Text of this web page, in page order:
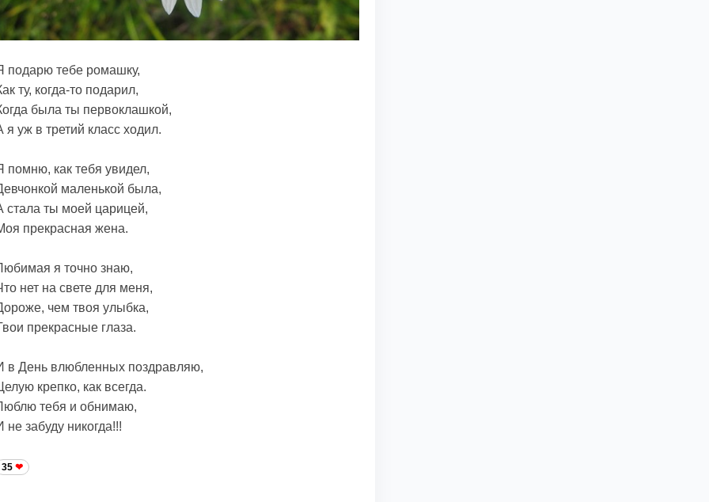
подарю тебе ромашку,
ту, когда-то подарил,
была ты первоклашкой,
я уж в третий класс ходил.
помню, как тебя увидел,
маленькой была,
стала ты моей царицей,
прекрасная жена.
я точно знаю,
нет на свете для меня,
чем твоя улыбка,
прекрасные глаза.
в День влюбленных поздравляю,
крепко, как всегда.
тебя и обнимаю,
не забуду никогда!!!
35